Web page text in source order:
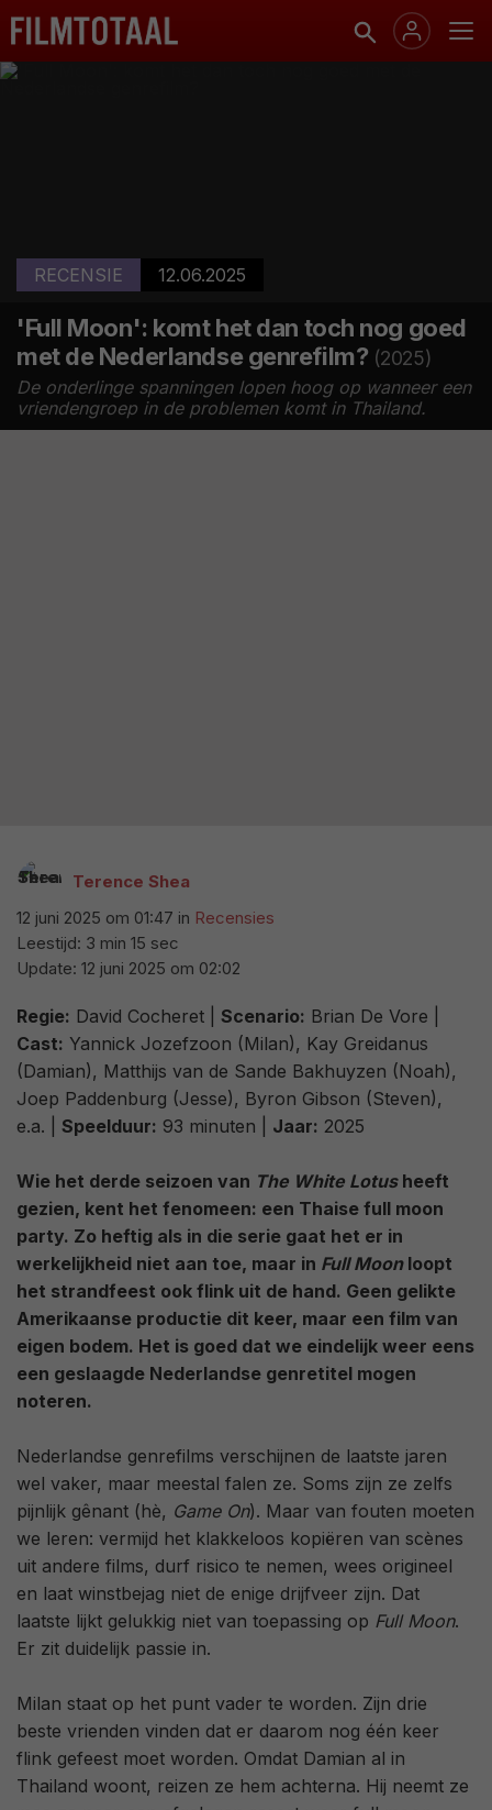
RECENSIE 12.06.2025
'Full Moon': komt het dan toch nog goed
met de Nederlandse genrefilm? (2025)
De onderlinge spanningen lopen hoog op wanneer een
vriendengroep in de problemen komt in Thailand.
Terence Shea
12 juni 2025 om 01:47 in Recensies
Leestijd: 3 min 15 sec
Update: 12 juni 2025 om 02:02
Regie: David Cocheret | Scenario: Brian De Vore |
Cast: Yannick Jozefzoon (Milan), Kay Greidanus
(Damian), Matthijs van de Sande Bakhuyzen (Noah),
Joep Paddenburg (Jesse), Byron Gibson (Steven),
e.a. | Speelduur: 93 minuten | Jaar: 2025
Wie het derde seizoen van The White Lotusheeft
gezien, kent het fenomeen: een Thaise full moon
party. Zo heftig als in die serie gaat het er in
werkelijkheid niet aan toe, maar in Full Moonloopt
het strandfeest ook flink uit de hand. Geen gelikte
Amerikaanse productie dit keer, maar een film van
eigen bodem. Het is goed dat we eindelijk weer eens
een geslaagde Nederlandse genretitel mogen
noteren.
Nederlandse genrefilms verschijnen de laatste jaren
wel vaker, maar meestal falen ze. Soms zijn ze zelfs
pijnlijk gênant (hè, Game On). Maar van fouten moeten
we leren: vermijd het klakkeloos kopiëren van scènes
uit andere films, durf risico te nemen, wees origineel
en laat winstbejag niet de enige drijfveer zijn. Dat
laatste lijkt gelukkig niet van toepassing op Full Moon.
Er zit duidelijk passie in.
Milan staat op het punt vader te worden. Zijn drie
beste vrienden vinden dat er daarom nog één keer
flink gefeest moet worden. Omdat Damian al in
Thailand woont, reizen ze hem achterna. Hij neemt ze